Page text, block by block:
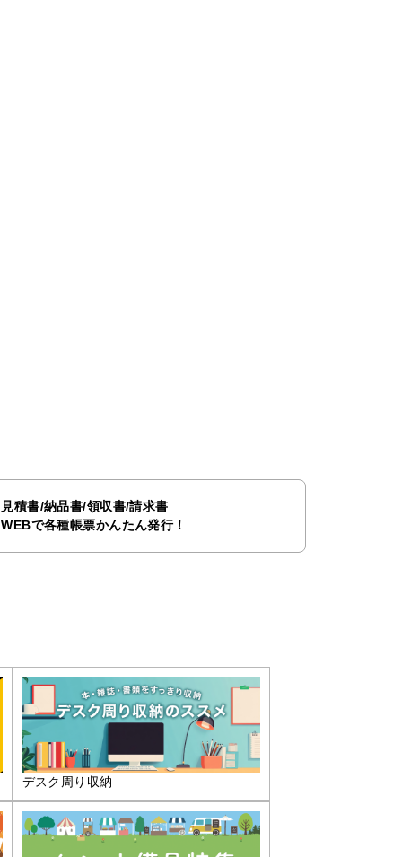
見積書/納品書/領収書/請求書
WEBで各種帳票かんたん発行！
デスク周り収納